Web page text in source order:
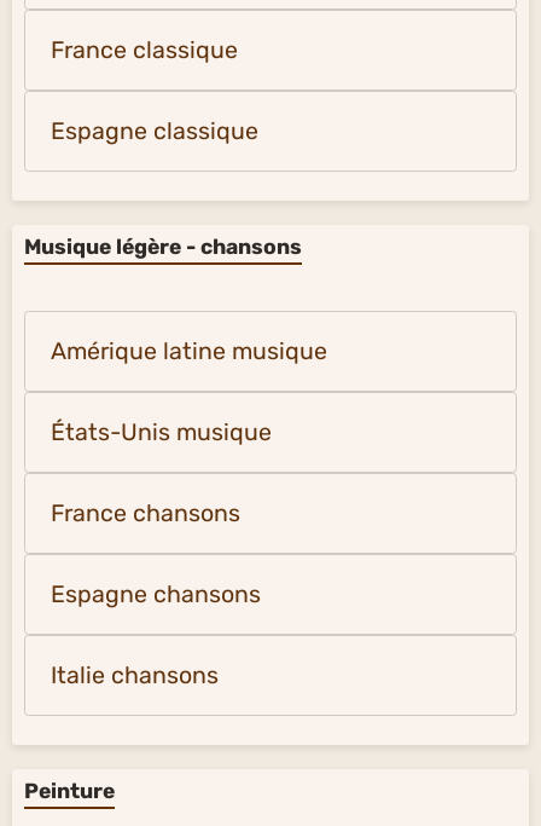
France classique
Espagne classique
Musique légère - chansons
Amérique latine musique
États-Unis musique
France chansons
Espagne chansons
Italie chansons
Peinture